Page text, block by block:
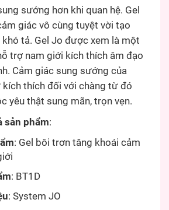
sướng hơn khi quan hệ. Gel
giác vô cùng tuyệt vời tạo
tả. Gel Jo được xem là một
trợ nam giới kích thích âm đạo
Cảm giác sung sướng của
kích thích đối với chàng từ đó
yêu thật sung mãn, trọn vẹn.
sản phẩm:
: Gel bôi trơn tăng khoái cảm
: BT1D
: System JO